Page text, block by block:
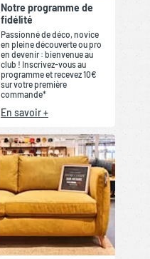
Notre programme de
fidélité
Passionné de déco, novice
en pleine découverte ou pro
en devenir : bienvenue au
club ! Inscrivez-vous au
programme et recevez 10€
sur votre première
commande*
En savoir +